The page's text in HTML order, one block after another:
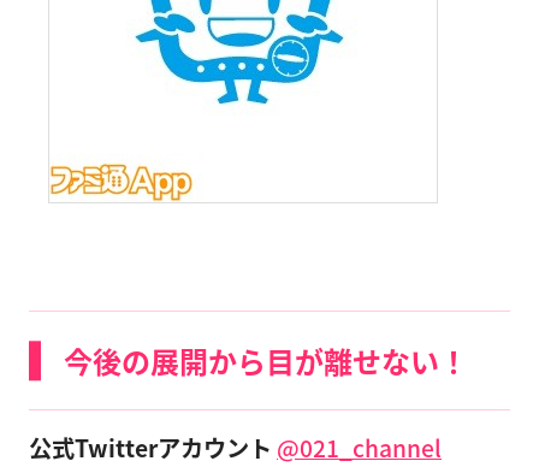
今後の展開から目が離せない！
公式Twitterアカウント @021_channel